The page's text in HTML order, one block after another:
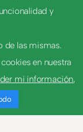
y
de las mismas.
en nuestra
mi información,